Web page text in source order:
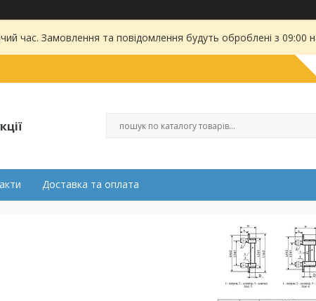
час. Замовлення та повідомлення будуть оброблені з
Доставка та оплата